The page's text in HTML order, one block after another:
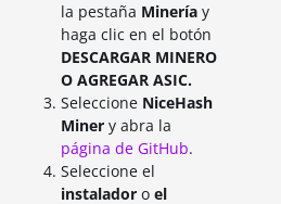
la pestaña Minería y
haga clic en el botón
DESCARGAR MINERO
O AGREGAR ASIC.
Seleccione NiceHash
Miner y abra la
página de GitHub.
Seleccione el
instalador o el